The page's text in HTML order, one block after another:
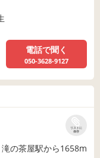
電話で聞く
050-3628-9127
リストに
保存
の茶屋駅から1658m